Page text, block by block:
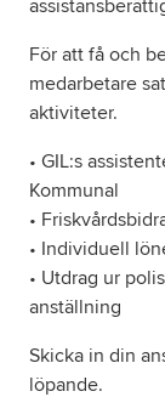
För att få och
medarbetare
aktiviteter.
• GIL:s
Kommunal
•
• Individuell
• Utdrag ur
anställning
Skicka in din
löpande.